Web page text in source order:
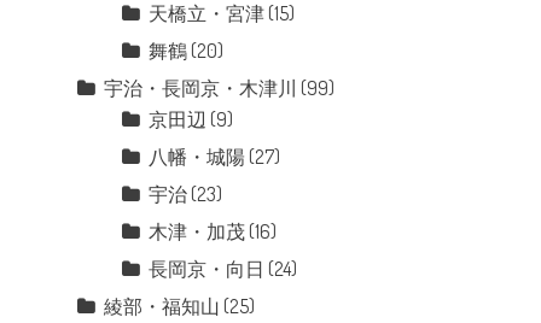
天橋立・宮津(15)
舞鶴(20)
宇治・長岡京・木津川 (99)
京田辺 (9)
八幡・城陽 (27)
宇治(23)
木津・加茂(16)
長岡京・向日 (24)
綾部・福知山 (25)